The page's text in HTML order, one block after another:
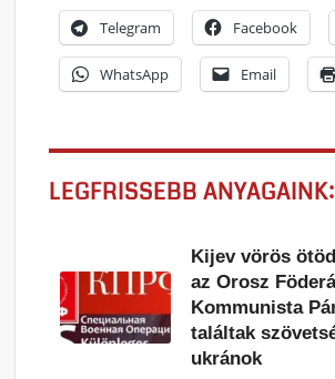
Telegram Facebook
WhatsApp Email
LEGFRISSEBB ANYAGAINK:
Kijev vörös
az Orosz
Kommunista
találtak
ukránok